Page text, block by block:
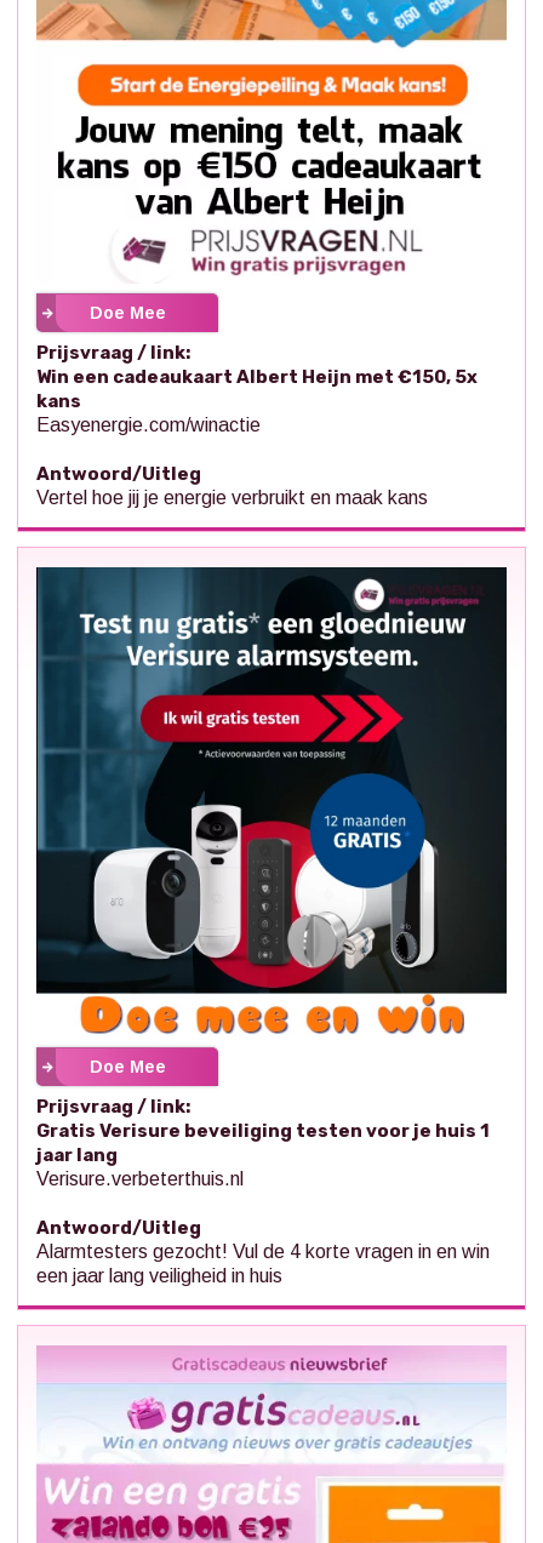
Doe Mee
Prijsvraag / link:
Win een cadeaukaart Albert Heijn met €150, 5x
kans
Easyenergie.com/winactie
Antwoord/Uitleg
Vertel hoe jij je energie verbruikt en maak kans
Doe Mee
Prijsvraag / link:
Gratis Verisure beveiliging testen voor je huis 1
jaar lang
Verisure.verbeterthuis.nl
Antwoord/Uitleg
Alarmtesters gezocht! Vul de 4 korte vragen in en win
een jaar lang veiligheid in huis